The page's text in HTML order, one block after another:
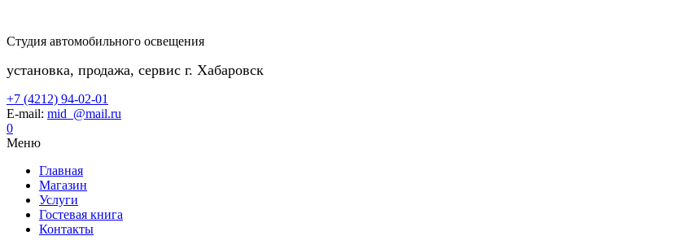
Студия автомобильного освещения
установка, продажа, сервис г. Хабаровск
+7 (4212) 94-02-01
E-mail: mid_@mail.ru
0
Меню
Главная
Магазин
Услуги
Гостевая книга
Контакты